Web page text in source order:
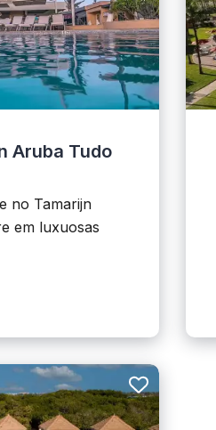
Aruba Tudo
no Tamarijn
em luxuosas